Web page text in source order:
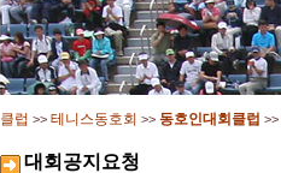
클럽 >> 테니스동호회 >> 동호인대회클럽 >>
대회공지요청